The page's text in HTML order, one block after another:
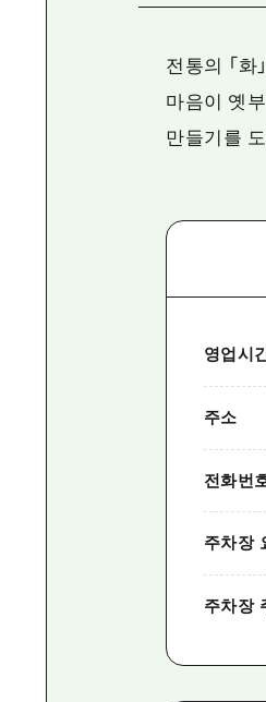
전통의 「
마음이 옛
만들기를
영업시
주소
전화번
주차장
주차장